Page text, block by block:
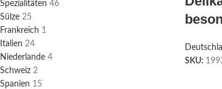
Spezialitäten 46
Sülze 25
Frankreich 1
Italien 24
Niederlande 4
Schweiz 2
Spanien 15
SKU: